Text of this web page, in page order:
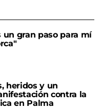
un gran paso para mí
heridos y un
contra la
en Palma